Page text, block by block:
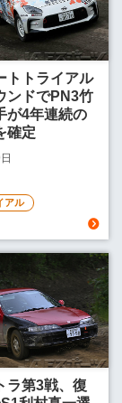
トトライアル
ンドでPN3竹
が4年連続の
確定
アル
ラ第3戦、復